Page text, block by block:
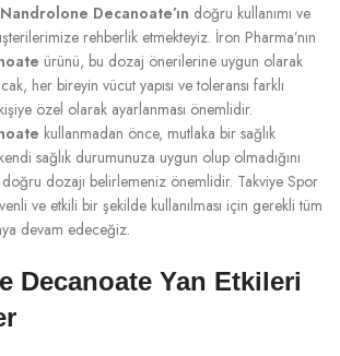
Nandrolone Decanoate’ın doğru kullanımı ve
rehberlik etmekteyiz. İron Pharma’nın
ürünü, bu dozaj önerilerine uygun olarak
her bireyin vücut yapısı ve toleransı farklı
özel olarak ayarlanması önemlidir.
kullanmadan önce, mutlaka bir sağlık
sağlık durumunuza uygun olup olmadığını
dozajı belirlemeniz önemlidir. Takviye Spor
ve etkili bir şekilde kullanılması için gerekli tüm
devam edeceğiz.
Decanoate Yan Etkileri